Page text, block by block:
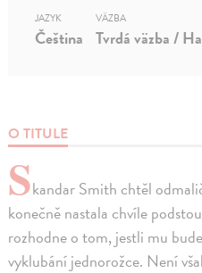
O TITULE
Skandar Smith chtěl
konečně nastala chvíle
rozhodne o tom, jestli mu
vyklubání jednorožce. Není
JAZYK
Čeština
VÄZBA
Tvrdá väzba /